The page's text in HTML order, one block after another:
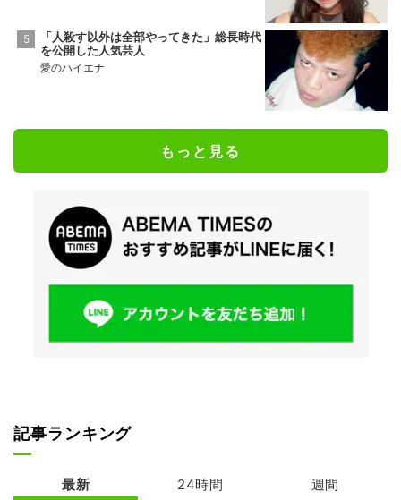
「人殺す以外は全部やってきた」総長時代
を公開した人気芸人
愛のハイエナ
もっと見る
記事ランキング
最新 24時間 週間